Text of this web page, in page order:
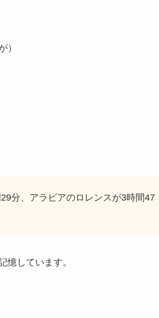
）
分、アラビアのロレンスが3時間47
憶しています。